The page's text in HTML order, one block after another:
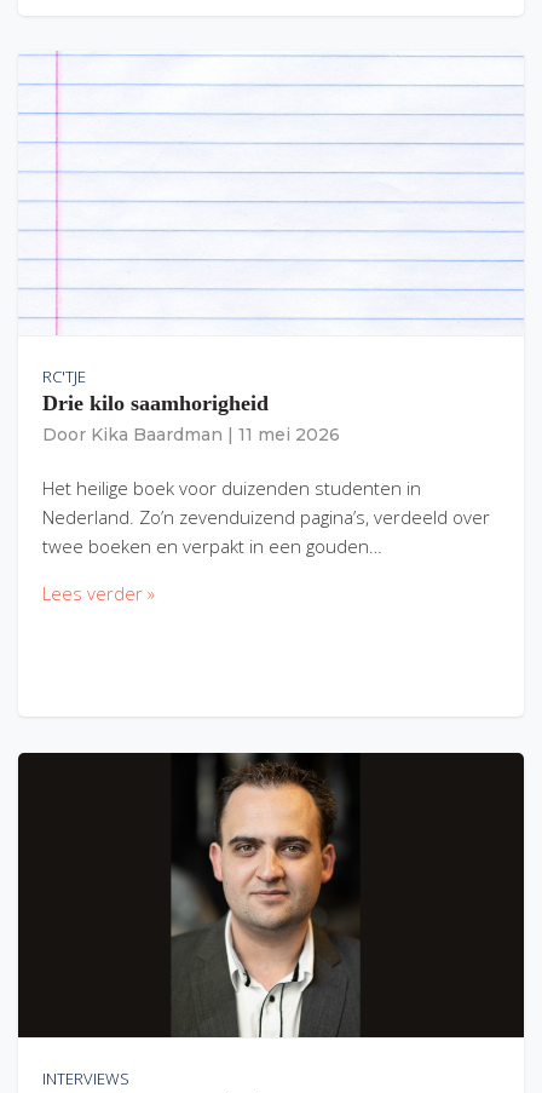
RC'TJE
Drie kilo saamhorigheid
Door Kika Baardman 11 mei 2026
Het heilige boek voor duizenden studenten in
Nederland. Zo’n zevenduizend pagina’s, verdeeld over
twee boeken en verpakt in een gouden…
Lees verder »
INTERVIEWS